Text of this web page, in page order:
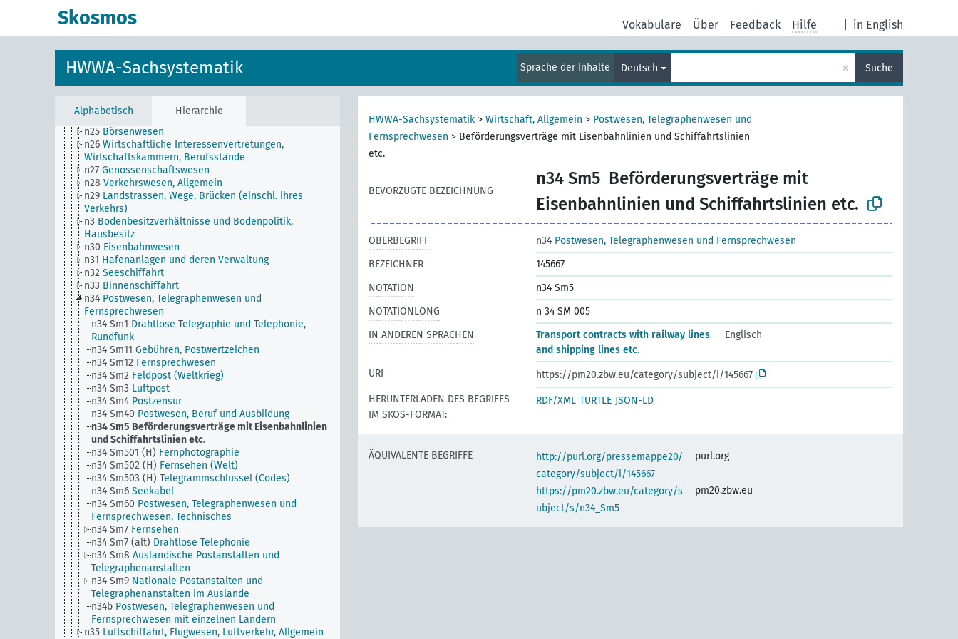
Skosmos in English
Vokabulare Über Feedback Hilfe
HWWA-Sachsystematik Sprache der Inhalte Deutsch × Suche
Alphabetisch Hierarchie
n17 Bauwesen und Wohnungswesen
n20 Kleinhandel
Kunst und Literatur (Wirtschaftsverhältnisse)
n23 Geld und Währung
n24
n25 Börsenwesen
n26 Wirtschaftliche Interessenvertretungen,
Wirtschaftskammern, Berufsstände
n27 Genossenschaftswesen
n28 Verkehrswesen, Allgemein
n29 Landstrassen, Wege, Brücken (einschl. ihres
Verkehrs)
n3 Bodenbesitzverhältnisse und Bodenpolitik,
Hausbesitz
n30 Eisenbahnwesen
n31 Hafenanlagen und deren Verwaltung
n32 Seeschiffahrt
n33 Binnenschiffahrt
n34 Postwesen, Telegraphenwesen und
Fernsprechwesen
n34 Sm1 Drahtlose Telegraphie und Telephonie,
Rundfunk
n34 Sm11 Gebühren, Postwertzeichen
n34 Sm12 Fernsprechwesen
n34 Sm2 Feldpost (Weltkrieg)
n34 Sm3 Luftpost
n34 Sm4 Postzensur
n34 Sm40 Postwesen, Beruf und Ausbildung
n34 Sm5 Beförderungsverträge mit Eisenbahnlinien
und Schiffahrtslinien etc.
n34 Sm501 (H) Fernphotographie
n34 Sm502 (H) Fernsehen (Welt)
n34 Sm503 (H) Telegrammschlüssel (Codes)
n34 Sm6 Seekabel
n34 Sm60 Postwesen, Telegraphenwesen und
Fernsprechwesen, Technisches
n34 Sm7 Fernsehen
n34 Sm7 (alt) Drahtlose Telephonie
n34 Sm8 Ausländische Postanstalten und
Telegraphenanstalten
n34 Sm9 Nationale Postanstalten und
Telegraphenanstalten im Auslande
n34b Postwesen, Telegraphenwesen und
Fernsprechwesen mit einzelnen Ländern
n35 Luftschiffahrt, Flugwesen, Luftverkehr, Allgemein
HWWA-Sachsystematik > Wirtschaft, Allgemein > Postwesen, Telegraphenwesen und
Fernsprechwesen > Beförderungsverträge mit Eisenbahnlinien und Schiffahrtslinien
etc.
BEVORZUGTE BEZEICHNUNG
n34 Sm5 Beförderungsverträge mit
Eisenbahnlinien und Schiffahrtslinien etc.
OBERBEGRIFF n34 Postwesen, Telegraphenwesen und Fernsprechwesen
BEZEICHNER
145667
NOTATION
n34 Sm5
NOTATIONLONG
n 34 SM 005
IN ANDEREN SPRACHEN
Transport contracts with railway lines
and shipping lines etc.
Englisch
URI
https://pm20.zbw.eu/category/subject/i/145667
HERUNTERLADEN DES BEGRIFFS
IM SKOS-FORMAT:
RDF/XML TURTLE JSON-LD
ÄQUIVALENTE BEGRIFFE
http://purl.org/pressemappe20/
category/subject/i/145667
purl.org
https://pm20.zbw.eu/category/s
ubject/s/n34_Sm5
pm20.zbw.eu